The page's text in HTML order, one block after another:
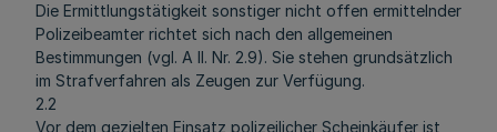
Die Ermittlungstätigkeit sonstiger nicht offen ermittelnder
Polizeibeamter richtet sich nach den allgemeinen
Bestimmungen (vgl. A II. Nr. 2.9). Sie stehen grundsätzlich
im Strafverfahren als Zeugen zur Verfügung.
2.2
Vor dem gezielten Einsatz polizeilicher Scheinkäufer ist